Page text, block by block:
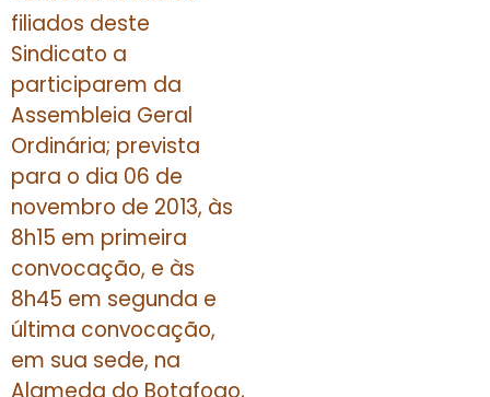
filiados deste
Sindicato a
participarem da
Assembleia Geral
Ordinária; prevista
para o dia 06 de
novembro de 2013, às
8h15 em primeira
convocação, e às
8h45 em segunda e
última convocação,
em sua sede, na
Alameda do Botafogo,